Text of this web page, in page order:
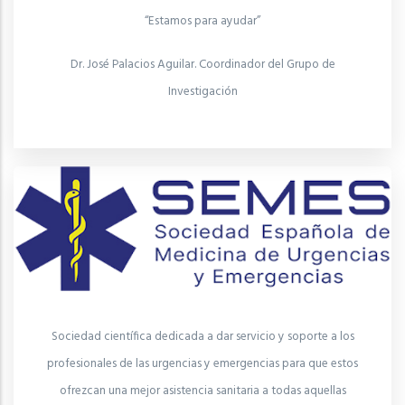
“Estamos para ayudar”
Dr. José Palacios Aguilar. Coordinador del Grupo de
Investigación
Sociedad científica dedicada a dar servicio y soporte a los
profesionales de las urgencias y emergencias para que estos
ofrezcan una mejor asistencia sanitaria a todas aquellas